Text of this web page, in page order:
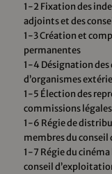
1-2 Fixation des
adjoints et des
1-3 Création et
permanentes
1-4 Désignation des
d’organismes
1-5 Élection des
commissions légales
1-6 Régie de
membres du
1-7 Régie du
conseil